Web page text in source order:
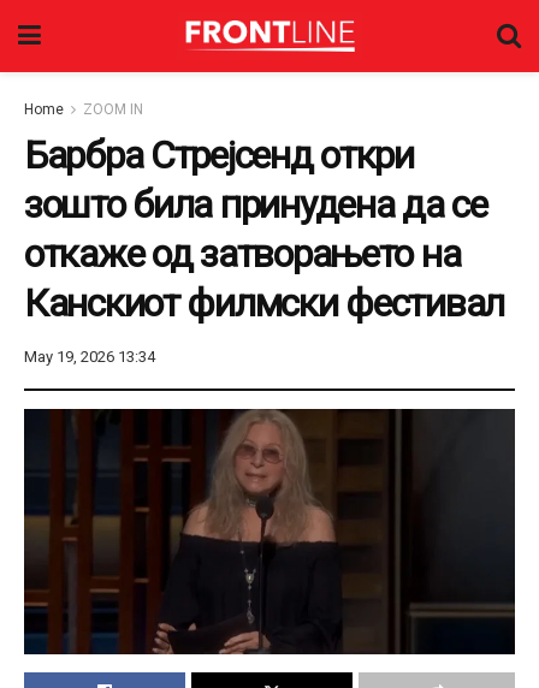
Home ZOOM IN
Барбра Стрејсенд откри
зошто била принудена да се
откаже од затворањето на
Канскиот филмски фестивал
May 19, 2026 13:34